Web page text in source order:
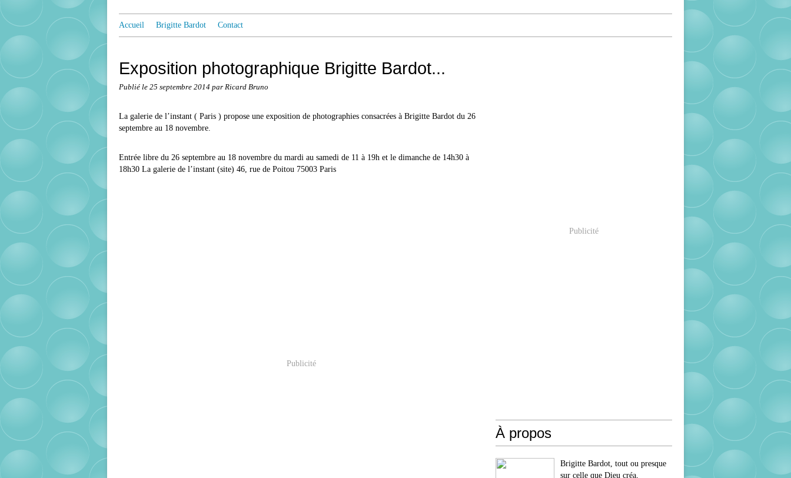
Accueil Brigitte Bardot Contact
Exposition photographique Brigitte Bardot...
Publié le 25 septembre 2014 par Ricard Bruno
La galerie de l’instant ( Paris ) propose une exposition de photographies consacrées à Brigitte Bardot du 26
septembre au 18 novembre.
Entrée libre du 26 septembre au 18 novembre du mardi au samedi de 11 à 19h et le dimanche de 14h30 à
18h30 La galerie de l’instant (site) 46, rue de Poitou 75003 Paris
Publicité
Publicité
À propos
Brigitte Bardot, tout ou presque
sur celle que Dieu créa,